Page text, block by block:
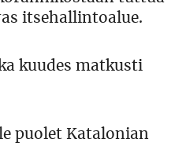
itsehallintoalue.
kuudes matkusti
puolet Katalonian